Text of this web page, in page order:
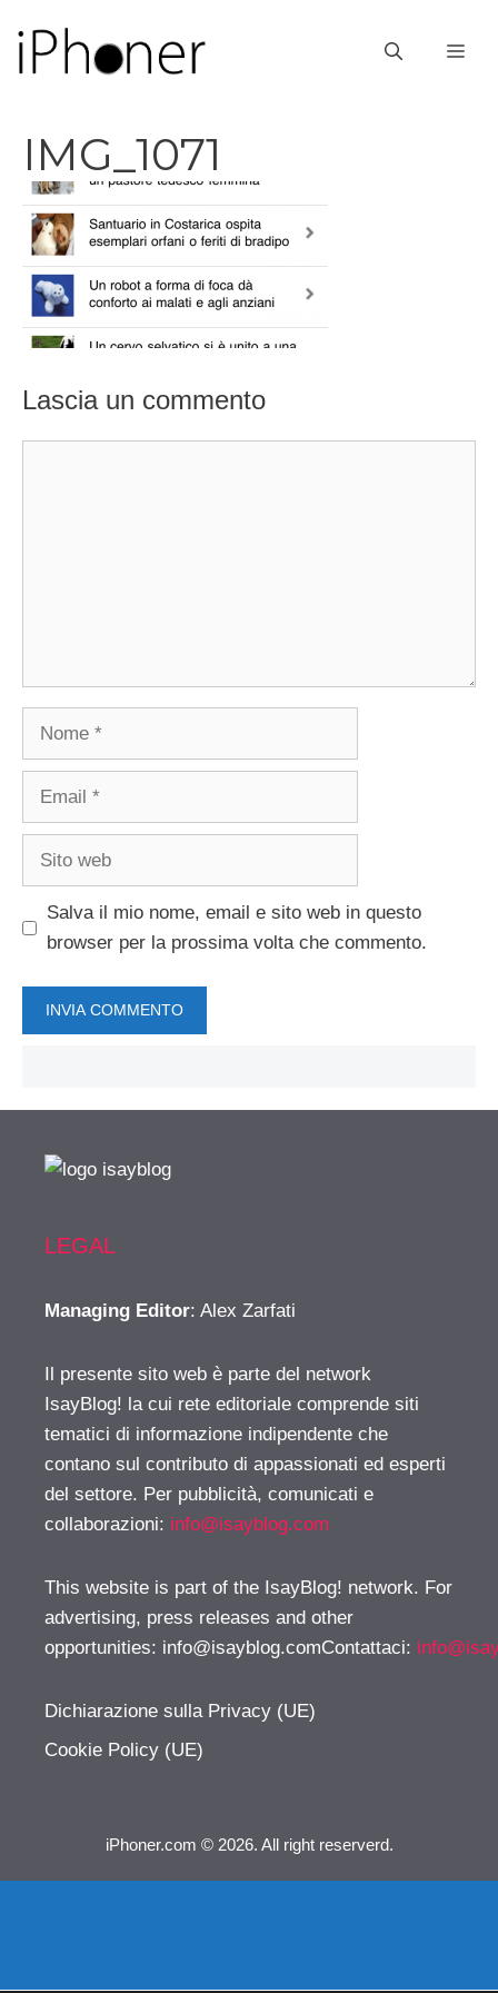
contenuto
IMG_1071
Lascia un commento
Nome
Email
Sito
Salva il mio nome, email e sito web in questo
browser per la prossima volta che commento.
LEGAL
Managing Editor: Alex Zarfati
Il presente sito web è parte del network
IsayBlog! la cui rete editoriale comprende siti
tematici di informazione indipendente che
contano sul contributo di appassionati ed esperti
del settore. Per pubblicità, comunicati e
collaborazioni: info@isayblog.com
This website is part of the IsayBlog! network. For
advertising, press releases and other
opportunities: info@isayblog.comContattaci:
Dichiarazione sulla Privacy (UE)
Cookie Policy (UE)
iPhoner.com © 2026. All right reserverd.